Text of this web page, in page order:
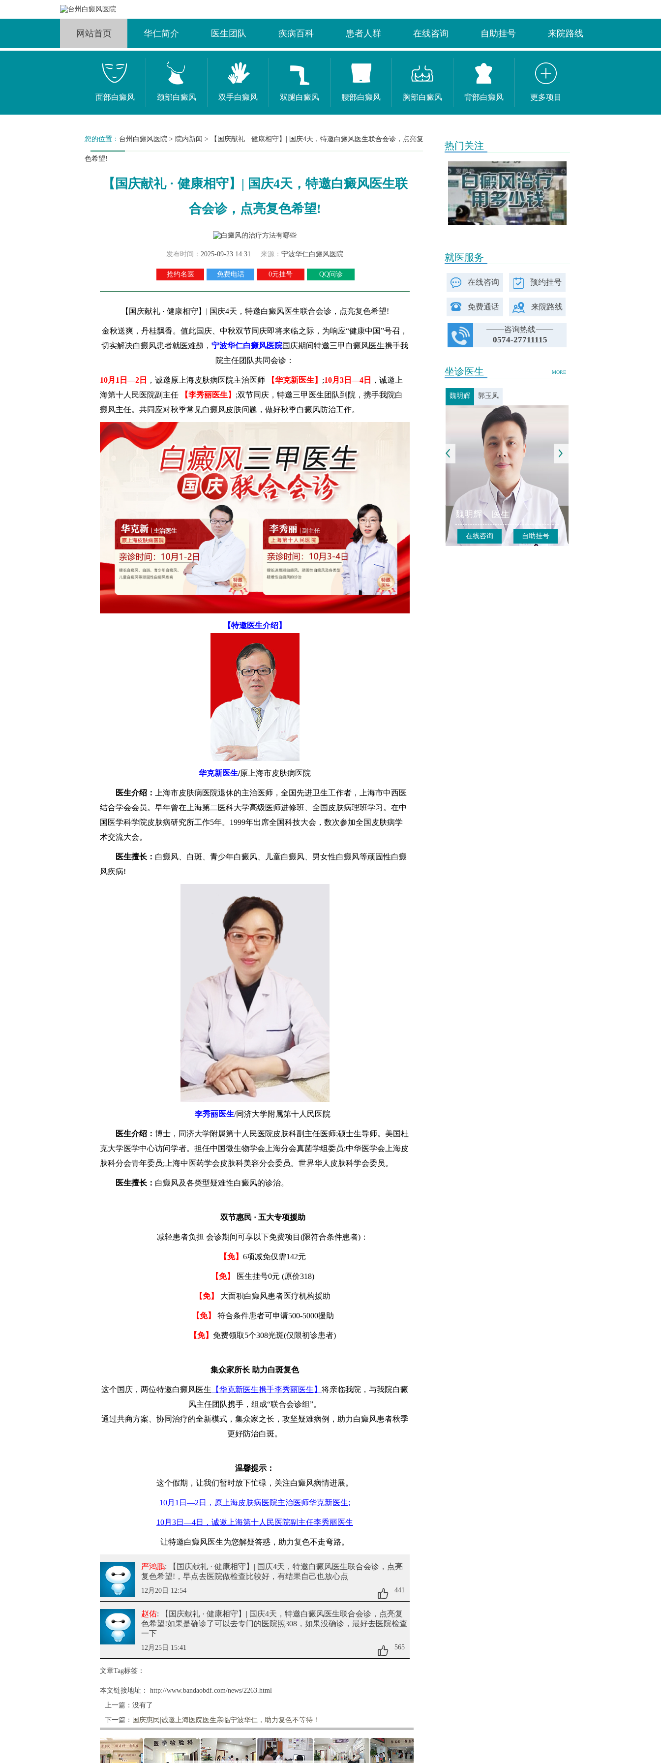
网站首页 华仁简介 医生团队 疾病百科 患者人群 在线咨询 自助挂号 来院路线
面部白癜风 颈部白癜风 双手白癜风 双腿白癜风 腰部白癜风 胸部白癜风 背部白癜风 更多项目
您的位置： 台州白癜风医院 > 院内新闻 > 【国庆献礼 · 健康相守】| 国庆4天，特邀白癜风医生联合会诊，点亮复
色希望!
【国庆献礼 · 健康相守】| 国庆4天，特邀白癜风医生联
合会诊，点亮复色希望!
发布时间： 2025-09-23 14:31 来源： 宁波华仁白癜风医院
抢约名医 免费电话 0元挂号 QQ问诊
【国庆献礼 · 健康相守】| 国庆4天，特邀白癜风医生联合会诊，点亮复色希望!
金秋送爽，丹桂飘香。值此国庆、中秋双节同庆即将来临之际，为响应“健康中国”号召，
切实解决白癜风患者就医难题， 宁波华仁白癜风医院国庆期间特邀三甲白癜风医生携手我
院主任团队共同会诊：
10月1日—2日 ，诚邀原上海皮肤病医院主治医师 【华克新医生】 ;10月3日—4日
，诚邀上
海第十人民医院副主任
【李秀丽医生】 ;双节同庆，特邀三甲医生团队到院，携手我院白
癜风主任。共同应对秋季常见白癜风皮肤问题，做好秋季白癜风防治工作。
【特邀医生介绍】
华克新医生/原上海市皮肤病医院
医生介绍：
上海市皮肤病医院退休的主治医师，全国先进卫生工作者，上海市中西医
结合学会会员。早年曾在上海第二医科大学高级医师进修班、全国皮肤病理班学习。在中
国医学科学院皮肤病研究所工作5年。1999年出席全国科技大会，数次参加全国皮肤病学
术交流大会。
医生擅长： 白癜风、白斑、青少年白癜风、儿童白癜风、男女性白癜风等顽固性白癜
风疾病!
李秀丽医生/同济大学附属第十人民医院
医生介绍： 博士，同济大学附属第十人民医院皮肤科副主任医师;硕士生导师。美国杜
克大学医学中心访问学者。担任中国微生物学会上海分会真菌学组委员;中华医学会上海皮
肤科分会青年委员;上海中医药学会皮肤科美容分会委员。世界华人皮肤科学会委员。
医生擅长： 白癜风及各类型疑难性白癜风的诊治。
双节惠民 · 五大专项援助
减轻患者负担 会诊期间可享以下免费项目(限符合条件患者)：
【免】 6项减免仅需142元
【免】 医生挂号0元 (原价318)
【免】 大面积白癜风患者医疗机构援助
【免】 符合条件患者可申请500-5000援助
【免】 免费领取5个308光斑(仅限初诊患者)
集众家所长 助力白斑复色
这个国庆，两位特邀白癜风医生 【华克新医生携手李秀丽医生】 将亲临我院，与我院白癜
风主任团队携手，组成“联合会诊组”。
通过共商方案、协同治疗的全新模式，集众家之长，攻坚疑难病例，助力白癜风患者秋季
更好防治白斑。
温馨提示：
这个假期，让我们暂时放下忙碌，关注白癜风病情进展。
10月1日—2日，原上海皮肤病医院主治医师华克新医生;
10月3日—4日，诚邀上海第十人民医院副主任李秀丽医生
让特邀白癜风医生为您解疑答惑，助力复色不走弯路。
严鸿鹏: 【国庆献礼 · 健康相守】| 国庆4天，特邀白癜风医生联合会诊，点亮
复色希望! ，早点去医院做检查比较好，有结果自己也放心点
12月20日 12:54 441
赵佑: 【国庆献礼 · 健康相守】| 国庆4天，特邀白癜风医生联合会诊，点亮复
色希望!如果是确诊了可以去专门的医院照308，如果没确诊，最好去医院检查
一下
12月25日 15:41 565
文章Tag标签：
本文链接地址：
http://www.bandaobdf.com/news/2263.html
上一篇：没有了
下一篇： 国庆惠民|诚邀上海医院医生亲临宁波华仁，助力复色不等待！
热门关注
就医服务
在线咨询 预约挂号
免费通话 来院路线
咨询热线
0574-27711115
MORE
坐诊医生
魏明辉 郭玉凤
魏明辉 医生
在线咨询 自助挂号